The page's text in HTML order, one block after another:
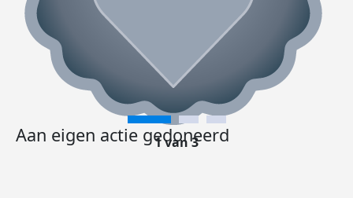
Aan eigen actie gedoneerd
1 van 3